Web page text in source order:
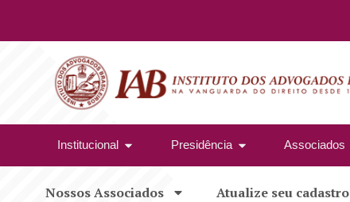
Institucional Presidência Associados
Nossos Associados Atualize seu cadastro